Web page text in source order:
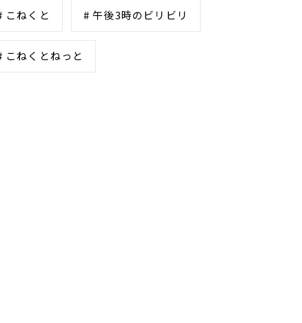
こねくと # 午後3時のビリビリ
こねくとねっと